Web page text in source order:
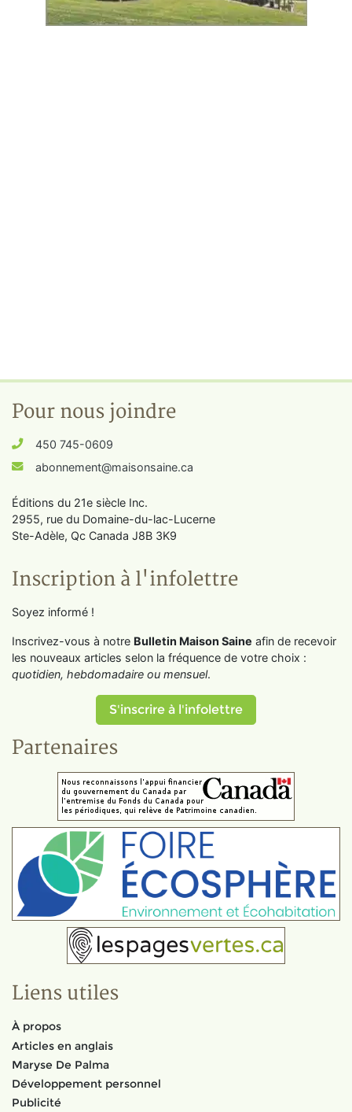
Pour nous joindre
450 745-0609
abonnement@maisonsaine.ca
Éditions du 21e siècle Inc.
2955, rue du Domaine-du-lac-Lucerne
Ste-Adèle, Qc Canada J8B 3K9
Inscription à l'infolettre
Soyez informé !
Inscrivez-vous à notre Bulletin Maison Saine afin de recevoir
les nouveaux articles selon la fréquence de votre choix :
quotidien, hebdomadaire ou mensuel.
S'inscrire à l'infolettre
Partenaires
Liens utiles
À propos
Articles en anglais
Maryse De Palma
Développement personnel
Publicité